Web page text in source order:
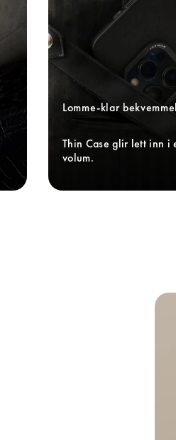
Lomme-klar
Thin Case glir lett inn i
volum.